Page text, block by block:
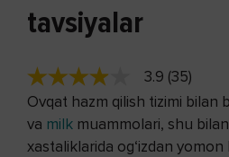
tavsiyalar
3.9 (35)
Ovqat hazm qilish tizimi bilan
va milk muammolari, shu
xastaliklarida og‘izdan